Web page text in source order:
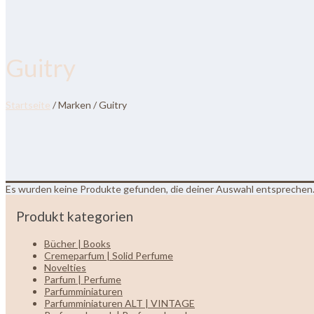
Guitry
Startseite / Marken / Guitry
Es wurden keine Produkte gefunden, die deiner Auswahl entsprechen.
Produkt kategorien
Bücher | Books
Cremeparfum | Solid Perfume
Novelties
Parfum | Perfume
Parfumminiaturen
Parfumminiaturen ALT | VINTAGE